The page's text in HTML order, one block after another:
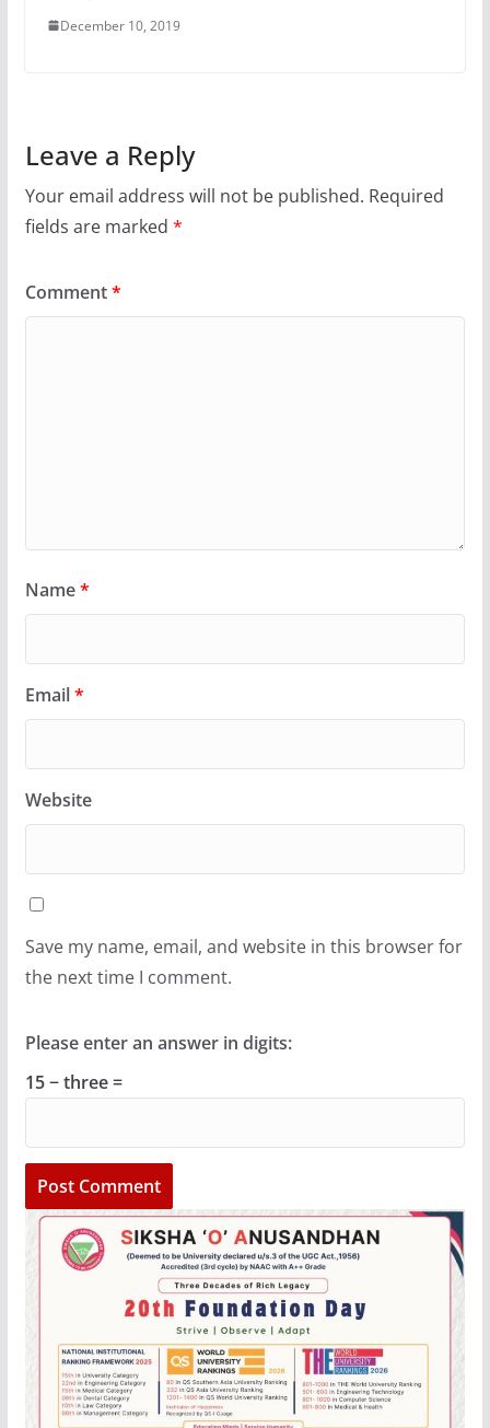
December 10, 2019
Leave a Reply
Your email address will not be published. Required
fields are marked *
Comment*
Name*
Email*
Website
Save my name, email, and website in this browser for
the next time I comment.
Please enter an answer in digits:
15 − three =